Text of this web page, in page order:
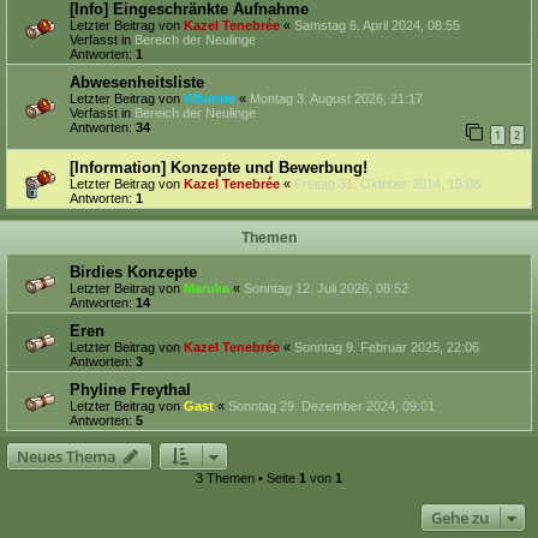
[Info] Eingeschränkte Aufnahme
Letzter Beitrag von Kazel Tenebrée « Samstag 6. April 2024, 08:55
Verfasst in Bereich der Neulinge
Antworten: 1
Abwesenheitsliste
Letzter Beitrag von Whimrie « Montag 3. August 2026, 21:17
Verfasst in Bereich der Neulinge
Antworten: 34 1 2
[Information] Konzepte und Bewerbung!
Letzter Beitrag von Kazel Tenebrée « Freitag 31. Oktober 2014, 15:08
Antworten: 1
Themen
Birdies Konzepte
Letzter Beitrag von Maruka « Sonntag 12. Juli 2026, 08:52
Antworten: 14
Eren
Letzter Beitrag von Kazel Tenebrée « Sonntag 9. Februar 2025, 22:06
Antworten: 3
Phyline Freythal
Letzter Beitrag von Gast « Sonntag 29. Dezember 2024, 09:01
Antworten: 5
Neues Thema
3 Themen • Seite 1 von 1
Gehe zu